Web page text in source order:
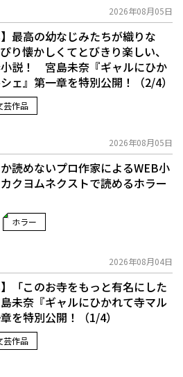
2026年08月05日
】最高の幼なじみたちが織りな
り懐かしくてとびきり楽しい、
説！ 宮島未奈『ギャルにひか
ェ』第一章を特別公開！（2/4）
芸作品
2026年08月05日
か読めないプロ作家によるWEB小
カクヨムネクストで読めるホラー
ホラー
2026年08月04日
】「このお寺をもっと有名にした
未奈『ギャルにひかれて寺マル
を特別公開！（1/4）
芸作品